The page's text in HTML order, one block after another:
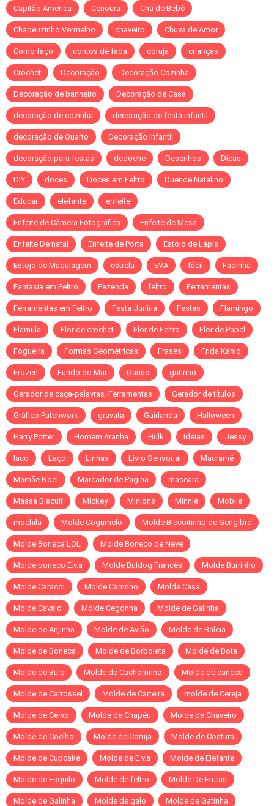
Capitão America Cenoura Chá de Bebê
Chapeuzinho Vermelho chaveiro Chuva de Amor
Como faço contos de fada coruja crianças
Crochet Decoração Decoração Cozinha
Decoração de banheiro Decoração de Casa
decoração de cozinha decoração de festa infantil
decoração de Quarto Decoração infantil
decoração para festas dedoche Desenhos Dicas
DIY doces Doces em Feltro Duende Natalino
Educar elefante enfeite
Enfeite de Câmera Fotográfica Enfeite de Mesa
Enfeite De natal Enfeite de Porta Estojo de Lápis
Estojo de Maquiagem estrela EVA fácil Fadinha
Fantasia em Feltro Fazenda feltro Ferramentas
Ferramentas em Feltro Festa Junina Festas Flamingo
Flamula Flor de crochet Flor de Feltro Flor de Papel
Fogueira Formas Geométricas Frases Frida Kahlo
Frozen Fundo do Mar Ganso gatinho
Gerador de caça-palavras. Ferramentas Gerador de títulos
Gráfico Patchwork gravata Guirlanda Halloween
Harry Potter Homem Aranha Hulk Ideias Jessy
laco Laço Linhas Livro Sensorial Macramê
Mamãe Noel Marcador de Pagina mascara
Massa Biscuit Mickey Minions Minnie Mobile
mochila Molde Cogumelo Molde Biscoitinho de Gengibre
Molde Boneca LOL Molde Boneco de Neve
Molde boneco E.v.a Molde Buldog Francês Molde Burrinho
Molde Caracol Molde Carrinho Molde Casa
Molde Cavalo Molde Cegonha Molde de Galinha
Molde de Anjinha Molde de Avião Molde de Baleia
Molde de Boneca Molde de Borboleta Molde de Bota
Molde de Bule Molde de Cachorrinho Molde de caneca
Molde de Carrossel Molde de Carteira molde de Cereja
Molde de Cervo Molde de Chapéu Molde de Chaveiro
Molde de Coelho Molde de Coruja Molde de Costura
Molde de Cupcake Molde de E.v.a Molde de Elefante
Molde de Esquilo Molde de feltro Molde De Frutas
Molde de Galinha Molde de galo Molde de Gatinha